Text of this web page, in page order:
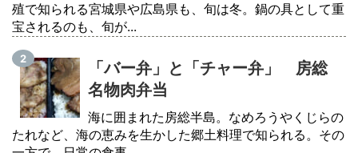
殖で知られる宮城県や広島県も、旬は冬。鍋の具として重
宝されるのも、旬が...
「バー弁」と「チャー弁」 房総
名物肉弁当
海に囲まれた房総半島。なめろうやくじらの
たれなど、海の恵みを生かした郷土料理で知られる。その